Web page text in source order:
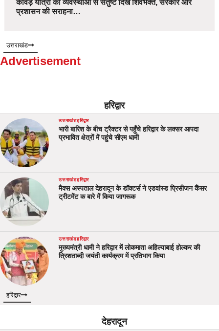
कांवड़ यात्रा की व्यवस्थाओं से संतुष्ट दिखे शिवभक्त, सरकार और
प्रशासन की सराहना…
उत्तराखंड
Advertisement
हरिद्वार
उत्तराखंडहरिद्वार
भारी बारिश के बीच ट्रैक्टर से पहुँचे हरिद्वार के लक्सर आपदा
प्रभावित क्षेत्रों में पहुंचे सीएम धामी
उत्तराखंडहरिद्वार
मैक्स अस्पताल देहरादून के डॉक्टर्स ने एडवांस्ड प्रिसीजन कैंसर
ट्रीटमेंट क बारे में किया जागरूक
उत्तराखंडहरिद्वार
मुख्यमंत्री धामी ने हरिद्वार में लोकमाता अहिल्याबाई होल्कर की
त्रिशताब्दी जयंती कार्यक्रम में प्रतिभाग किया
हरिद्वार
देहरादून